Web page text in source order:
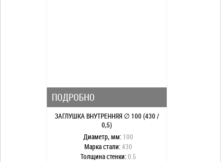
ПОДРОБНО
ЗАГЛУШКА ВНУТРЕННЯЯ ∅ 100 (430 /
0,5)
Диаметр, мм: 100
Марка стали:430
Толщина стенки:0.5